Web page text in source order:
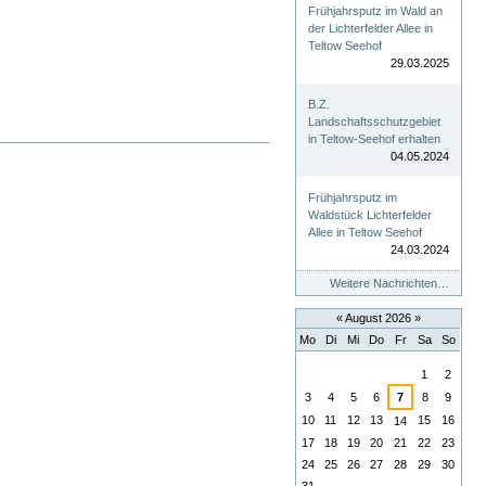
Frühjahrsputz im Wald an
der Lichterfelder Allee in
Teltow Seehof
29.03.2025
B.Z.
Landschaftsschutzgebiet
in Teltow-Seehof erhalten
04.05.2024
Frühjahrsputz im
Waldstück Lichterfelder
Allee in Teltow Seehof
24.03.2024
Weitere Nachrichten…
«August 2026 »
Mo Di Mi Do Fr Sa So
1
2
3
4 5 6 7 8
9
10
11 12 13 14 15
16
17
18 19 20 21 22
23
24
25 26 27 28 29
30